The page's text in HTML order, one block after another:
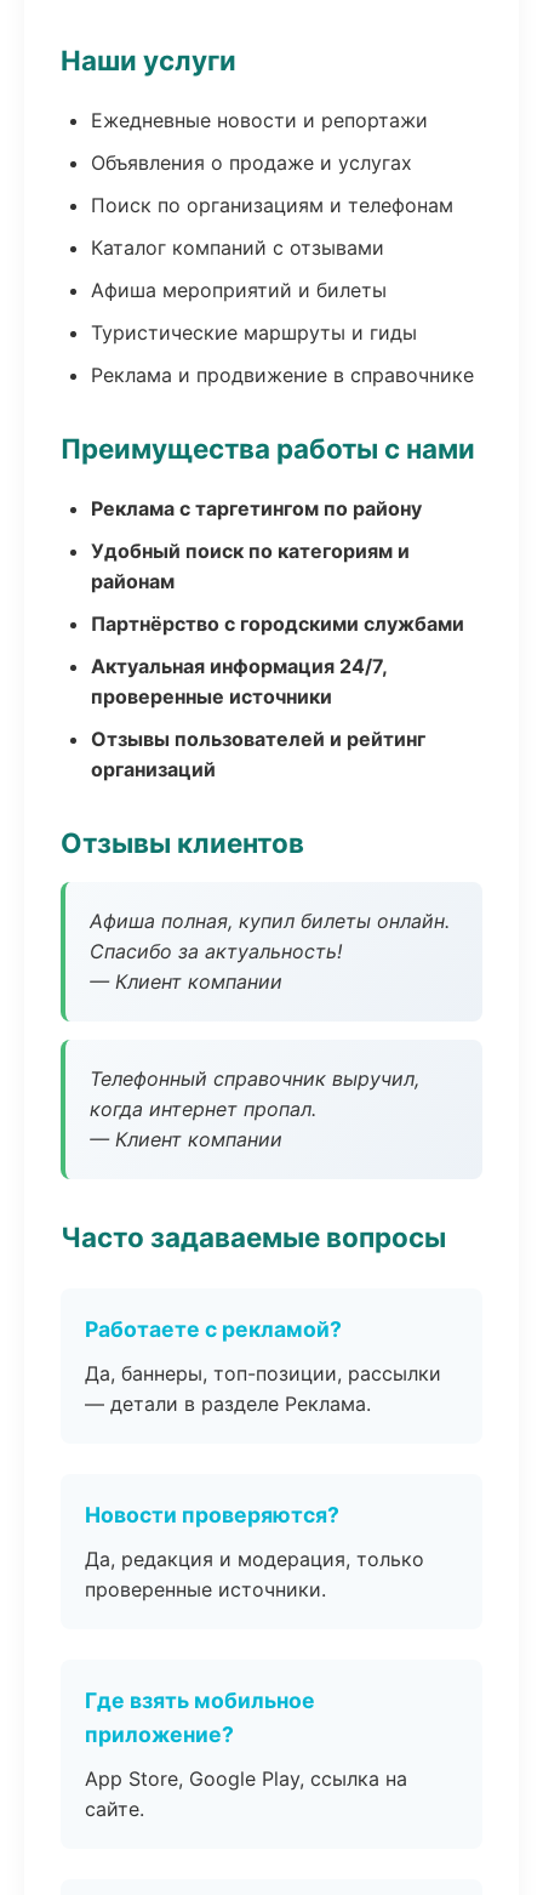
Наши услуги
Ежедневные новости и репортажи
Объявления о продаже и услугах
Поиск по организациям и телефонам
Каталог компаний с отзывами
Афиша мероприятий и билеты
Туристические маршруты и гиды
Реклама и продвижение в справочнике
Преимущества работы с нами
Реклама с таргетингом по району
Удобный поиск по категориям и
районам
Партнёрство с городскими службами
Актуальная информация 24/7,
проверенные источники
Отзывы пользователей и рейтинг
организаций
Отзывы клиентов
Афиша полная, купил билеты онлайн.
Спасибо за актуальность!
— Клиент компании
Телефонный справочник выручил,
когда интернет пропал.
— Клиент компании
Часто задаваемые вопросы
Работаете с рекламой?
Да, баннеры, топ-позиции, рассылки
— детали в разделе Реклама.
Новости проверяются?
Да, редакция и модерация, только
проверенные источники.
Где взять мобильное
приложение?
App Store, Google Play, ссылка на
сайте.